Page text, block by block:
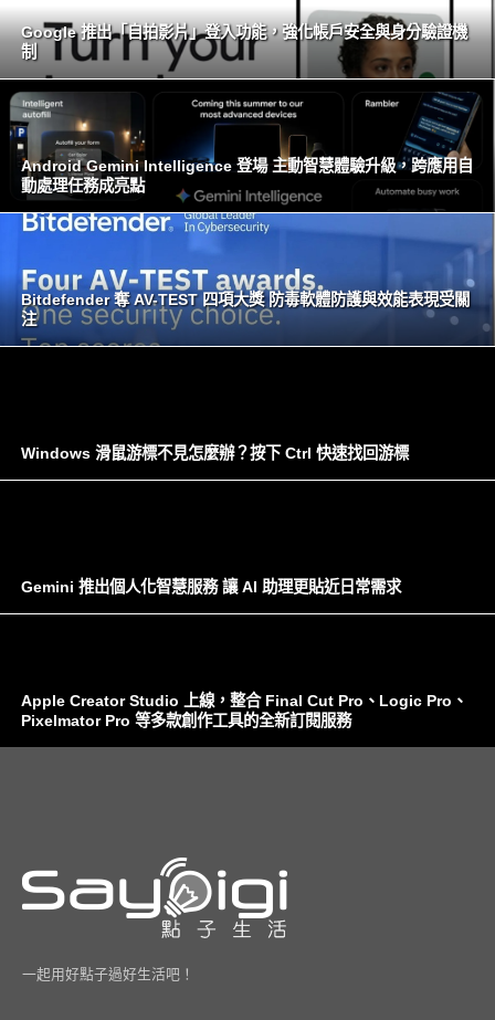
Google 推出「自拍影片」登入功能，強化帳戶安全與身分驗證機
制
Android Gemini Intelligence 登場 主動智慧體驗升級，跨應用自
動處理任務成亮點
Bitdefender 奪 AV-TEST 四項大獎 防毒軟體防護與效能表現受關
注
Windows 滑鼠游標不見怎麼辦？按下 Ctrl 快速找回游標
Gemini 推出個人化智慧服務 讓 AI 助理更貼近日常需求
Apple Creator Studio 上線，整合 Final Cut Pro、Logic Pro、
Pixelmator Pro 等多款創作工具的全新訂閱服務
一起用好點子過好生活吧！